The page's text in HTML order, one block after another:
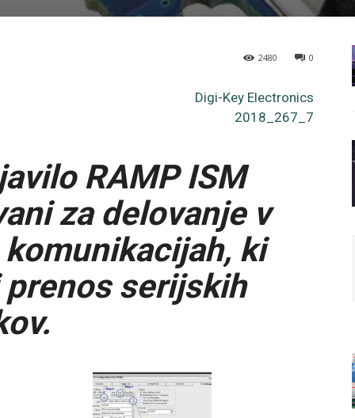
0
2480
Digi-Key Electronics
2018_267_7
RAMP ISM
za delovanje v
ki
serijskih